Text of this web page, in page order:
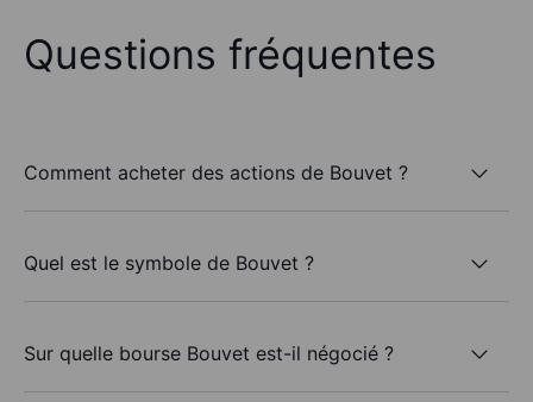
Questions fréquentes
Comment acheter des actions de Bouvet ?
Quel est le symbole de Bouvet ?
Sur quelle bourse Bouvet est-il négocié ?